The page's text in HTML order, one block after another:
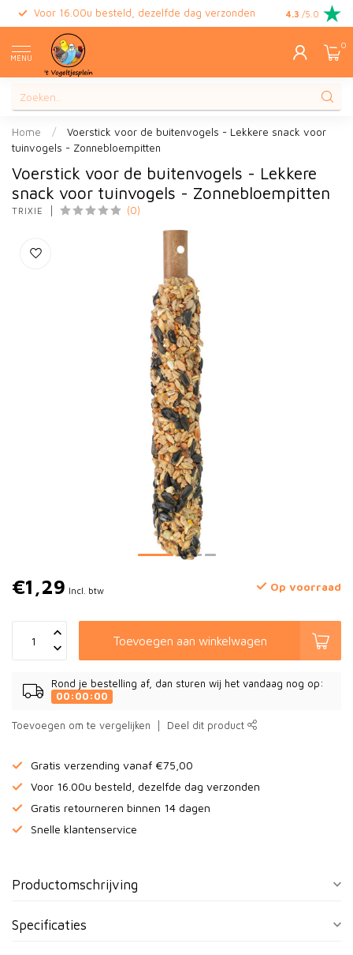
Voor 16.00u besteld, dezelfde dag verzonden Gratis
4.3 /5.0
MENU
0
Home /
Voerstick voor de buitenvogels - Lekkere snack voor
tuinvogels - Zonnebloempitten
Voerstick voor de buitenvogels - Lekkere
snack voor tuinvogels - Zonnebloempitten
TRIXIE (0)
€1,29 Incl. btw Op voorraad
Toevoegen aan winkelwagen
Rond je bestelling af, dan sturen wij het vandaag nog op:
00:00:00
Toevoegen om te vergelijken Deel dit product
Gratis verzending vanaf €75,00
Voor 16.00u besteld, dezelfde dag verzonden
Gratis retourneren binnen 14 dagen
Snelle klantenservice
Productomschrijving
Specificaties